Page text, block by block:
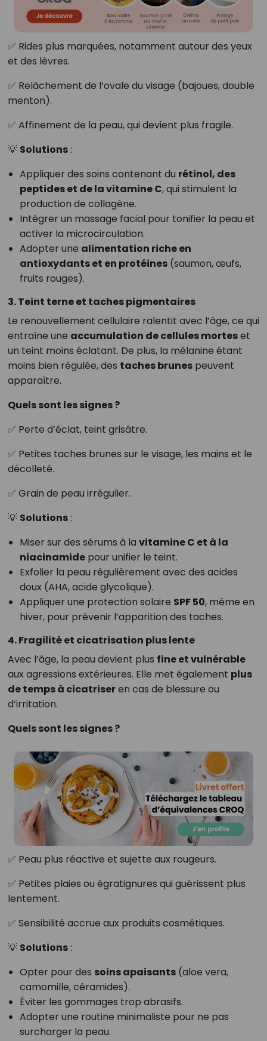
✅ Rides plus marquées, notamment autour des yeux
et des lèvres.
✅ Relâchement de l’ovale du visage (bajoues, double
menton).
✅ Affinement de la peau, qui devient plus fragile.
💡 Solutions:
Appliquer des soins contenant du rétinol, des
peptides et de la vitamine C, qui stimulent la
production de collagène.
Intégrer un massage facial pour tonifier la peau et
activer la microcirculation.
Adopter une alimentation riche en
antioxydants et en protéines(saumon, œufs,
fruits rouges).
3. Teint terne et taches pigmentaires
Le renouvellement cellulaire ralentit avec l’âge, ce qui
entraîne une accumulation de cellules morteset
un teint moins éclatant. De plus, la mélanine étant
moins bien régulée, des taches brunespeuvent
apparaître.
Quels sont les signes ?
✅ Perte d’éclat, teint grisâtre.
✅ Petites taches brunes sur le visage, les mains et le
décolleté.
✅ Grain de peau irrégulier.
💡 Solutions:
Miser sur des sérums à la vitamine C et à la
niacinamidepour unifier le teint.
Exfolier la peau régulièrement avec des acides
doux (AHA, acide glycolique).
Appliquer une protection solaire SPF 50, même en
hiver, pour prévenir l’apparition des taches.
4. Fragilité et cicatrisation plus lente
Avec l’âge, la peau devient plus fine et vulnérable
aux agressions extérieures. Elle met également plus
de temps à cicatriseren cas de blessure ou
d’irritation.
Quels sont les signes ?
✅ Peau plus réactive et sujette aux rougeurs.
✅ Petites plaies ou égratignures qui guérissent plus
lentement.
✅ Sensibilité accrue aux produits cosmétiques.
💡 Solutions:
Opter pour des soins apaisants(aloe vera,
camomille, céramides).
Éviter les gommages trop abrasifs.
Adopter une routine minimaliste pour ne pas
surcharger la peau.